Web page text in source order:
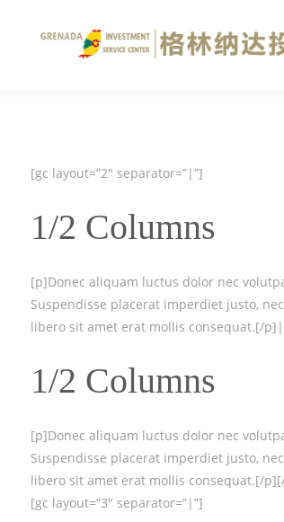
[gc layout=”2″ separator=”|”]
1/2 Columns
[p]Donec aliquam luctus dolor nec
Suspendisse placerat imperdiet justo,
libero sit amet erat mollis consequat.[/p]|
1/2 Columns
[p]Donec aliquam luctus dolor nec
Suspendisse placerat imperdiet justo,
libero sit amet erat mollis consequat.[/
[gc layout=”3″ separator=”|”]